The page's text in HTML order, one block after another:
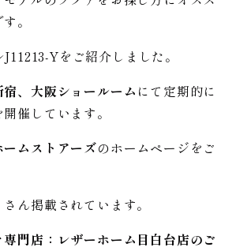
。
Yをご紹介しました。
宿、大阪ショールーム にて定期的に
開催しています。
ームストアーズのホームページをご
ん掲載されています。
門店：レザーホーム 目白台店のご